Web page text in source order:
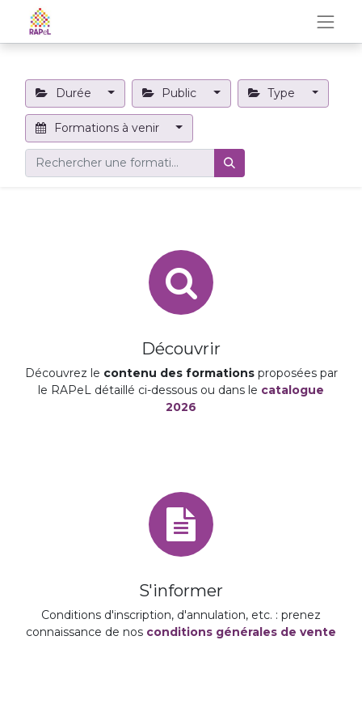
Durée Public Type
Formations à venir
Découvrir
Découvrez le contenu des formationsproposées par
le RAPeL détaillé ci-dessous ou dans le catalogue
2026
S'informer
Conditions d'inscription, d'annulation, etc. : prenez
connaissance de nos conditions générales de vente